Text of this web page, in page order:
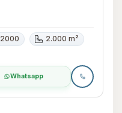
2000
2.000 m²
Whatsapp